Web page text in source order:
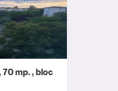
mp. , bloc